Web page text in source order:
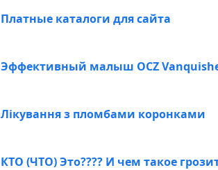
Платные каталоги для сайта
Эффективный малыш OCZ
Лікування з пломбами коронками
КТО (ЧТО) Это???? И чем такое